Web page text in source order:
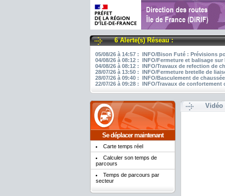
6 Alerte(s) Réseau :
05/08/26 à 14:57 : INFO/Bison Futé : Prévisions
04/08/26 à 08:12 : INFO/Fermeture et balisage
04/08/26 à 08:12 : INFO/Travaux de refection de
28/07/26 à 13:50 : INFO/Fermeture bretelle de
28/07/26 à 09:40 : INFO/Basculement de
22/07/26 à 09:28 : INFO/Travaux de
Se déplacer maintenant
Carte temps réel
Calculer son temps de
parcours
Temps de parcours par
secteur
Vidéo